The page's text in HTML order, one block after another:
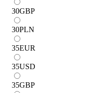
30GBP
30PLN
35EUR
35USD
35GBP